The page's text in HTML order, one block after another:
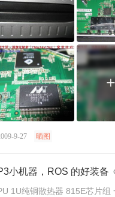
9-27 晒图
小机器，ROS 的好装备
1U纯铜散热器 815E芯片